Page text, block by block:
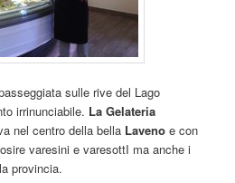
sulle rive del Lago
irrinunciabile. La Gelateria
nel centro della bella Laveno e con
varesini e varesottI ma anche i
provincia.